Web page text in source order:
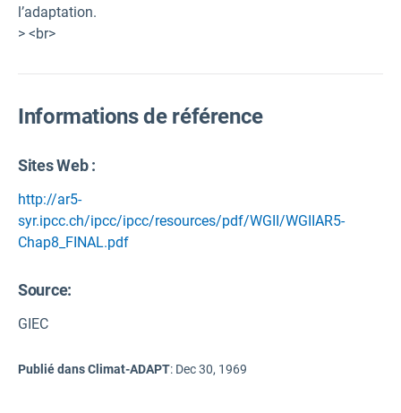
l’adaptation.
> <br>
Informations de référence
Sites Web :
http://ar5-
syr.ipcc.ch/ipcc/ipcc/resources/pdf/WGII/WGIIAR5-
Chap8_FINAL.pdf
Source:
GIEC
Publié dans Climat-ADAPT: Dec 30, 1969